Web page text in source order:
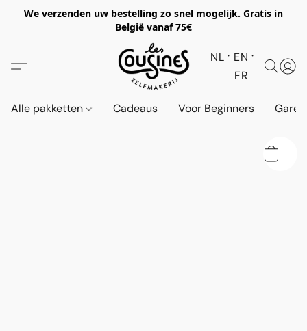
We verzenden uw bestelling zo snel mogelijk. Gratis in
België vanaf 75€
NL
EN
FR
Alle pakketten Cadeaus Voor Beginners